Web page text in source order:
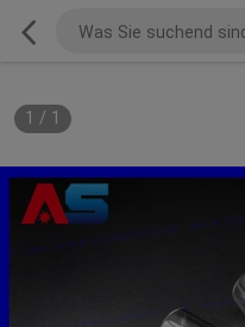
1 / 1